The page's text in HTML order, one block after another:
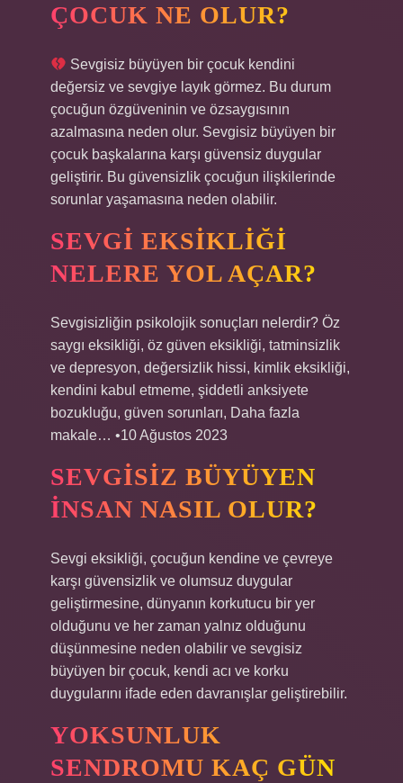
ÇOCUK NE OLUR?
Sevgisiz büyüyen bir çocuk kendini
değersiz ve sevgiye layık görmez. Bu durum
çocuğun özgüveninin ve özsaygısının
azalmasına neden olur. Sevgisiz büyüyen bir
çocuk başkalarına karşı güvensiz duygular
geliştirir. Bu güvensizlik çocuğun ilişkilerinde
sorunlar yaşamasına neden olabilir.
SEVGI EKSIKLIĞI
NELERE YOL AÇAR?
Sevgisizliğin psikolojik sonuçları nelerdir? Öz
saygı eksikliği, öz güven eksikliği, tatminsizlik
ve depresyon, değersizlik hissi, kimlik eksikliği,
kendini kabul etmeme, şiddetli anksiyete
bozukluğu, güven sorunları, Daha fazla
makale… •10 Ağustos 2023
SEVGISIZ BÜYÜYEN
INSAN NASIL OLUR?
Sevgi eksikliği, çocuğun kendine ve çevreye
karşı güvensizlik ve olumsuz duygular
geliştirmesine, dünyanın korkutucu bir yer
olduğunu ve her zaman yalnız olduğunu
düşünmesine neden olabilir ve sevgisiz
büyüyen bir çocuk, kendi acı ve korku
duygularını ifade eden davranışlar geliştirebilir.
YOKSUNLUK
SENDROMU KAÇ GÜN